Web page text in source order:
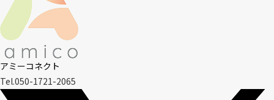
アミーコネクト
Tel.050-1721-2065